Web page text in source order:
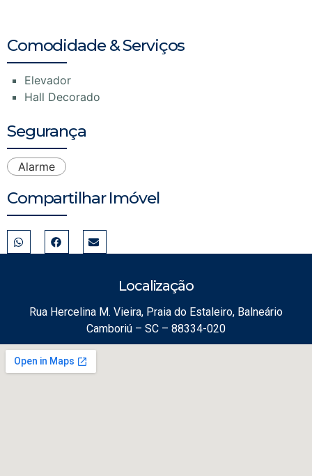
Comodidade & Serviços
Elevador
Hall Decorado
Segurança
Alarme
Compartilhar Imóvel
Localização
Rua Hercelina M. Vieira, Praia do Estaleiro, Balneário
Camboriú – SC – 88334-020